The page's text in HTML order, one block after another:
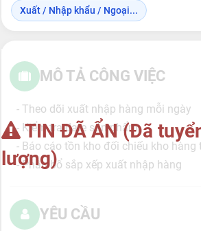
Xuất / Nhập khẩu / Ngoại...
TIN ĐÃ ẨN (Đã
lượng)
MÔ TẢ CÔNG VIỆC
- Theo dõi xuất nhập hàng mỗi ngày
- Kiểm tra date sản phẩm
- Báo cáo tồn kho đối chiếu kho hàng
- Phân bổ sắp xếp xuất nhập hàng
YÊU CẦU